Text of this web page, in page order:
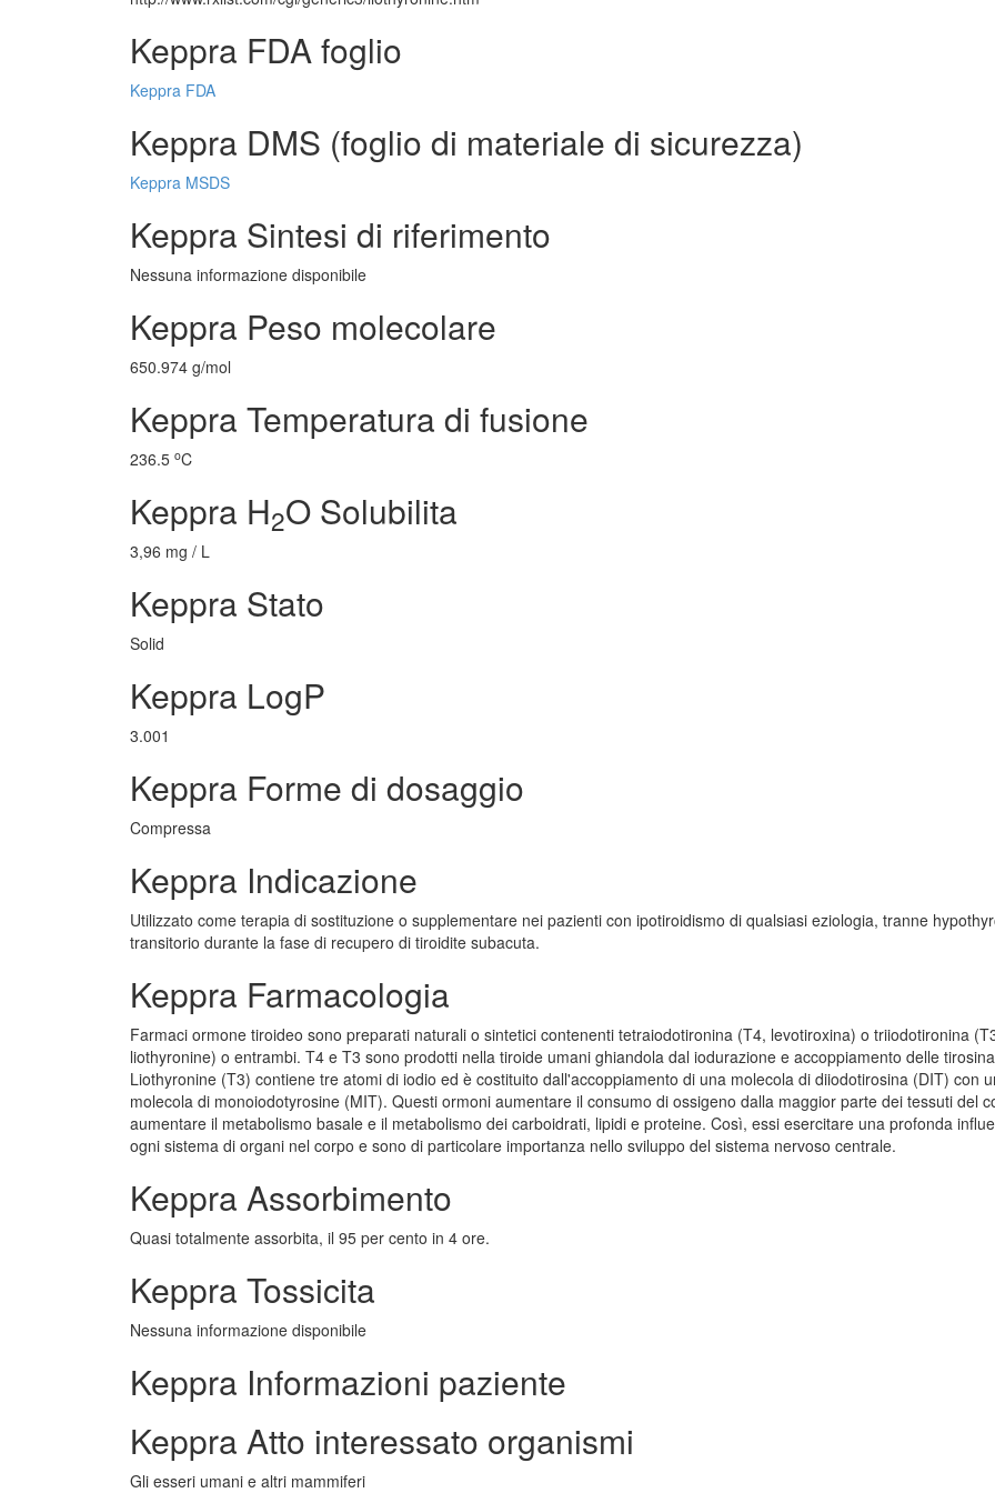
Keppra FDA foglio
Keppra FDA
Keppra DMS (foglio di materiale di sicurezza)
Keppra MSDS
Keppra Sintesi di riferimento
Nessuna informazione disponibile
Keppra Peso molecolare
650.974 g/mol
Keppra Temperatura di fusione
236.5 oC
Keppra H2O Solubilita
3,96 mg / L
Keppra Stato
Solid
Keppra LogP
3.001
Keppra Forme di dosaggio
Compressa
Keppra Indicazione
Utilizzato come terapia di sostituzione o supplementare nei pazienti con ipotiroidismo di qualsiasi eziologia, tranne
transitorio durante la fase di recupero di tiroidite subacuta.
Keppra Farmacologia
Farmaci ormone tiroideo sono preparati naturali o sintetici contenenti tetraiodotironina (T4, levotiroxina) o triiodotironina
liothyronine) o entrambi. T4 e T3 sono prodotti nella tiroide umani ghiandola dal iodurazione e accoppiamento delle
Liothyronine (T3) contiene tre atomi di iodio ed è costituito dall'accoppiamento di una molecola di diiodotirosina (DIT) con
molecola di monoiodotyrosine (MIT). Questi ormoni aumentare il consumo di ossigeno dalla maggior parte dei tessuti del
aumentare il metabolismo basale e il metabolismo dei carboidrati, lipidi e proteine. Così, essi esercitare una profonda
ogni sistema di organi nel corpo e sono di particolare importanza nello sviluppo del sistema nervoso centrale.
Keppra Assorbimento
Quasi totalmente assorbita, il 95 per cento in 4 ore.
Keppra Tossicita
Nessuna informazione disponibile
Keppra Informazioni paziente
Keppra Atto interessato organismi
Gli esseri umani e altri mammiferi